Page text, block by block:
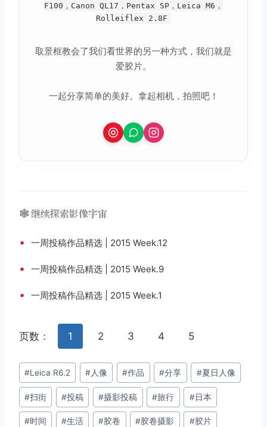
F100，Canon QL17，Pentax SP，Leica M6，
Rolleiflex 2.8F
取景框教会了我们看世界的另一种方式，我们就是
爱胶片。
一起分享简单的美好。拿起相机，拍照吧！
🕸️ 继续探索影像宇宙
• 一周投稿作品精选 | 2015 Week.12
• 一周投稿作品精选 | 2015 Week.9
• 一周投稿作品精选 | 2015 Week.1
页数： 1 2 3 4 5
文
章
标
签：
#Leica R6.2 #人像 #作品 #分享 #夏日人像
#扫街 #投稿 #摄影投稿 #旅行 #日本
#时间 #生活 #胶卷 #胶卷摄影 #胶片